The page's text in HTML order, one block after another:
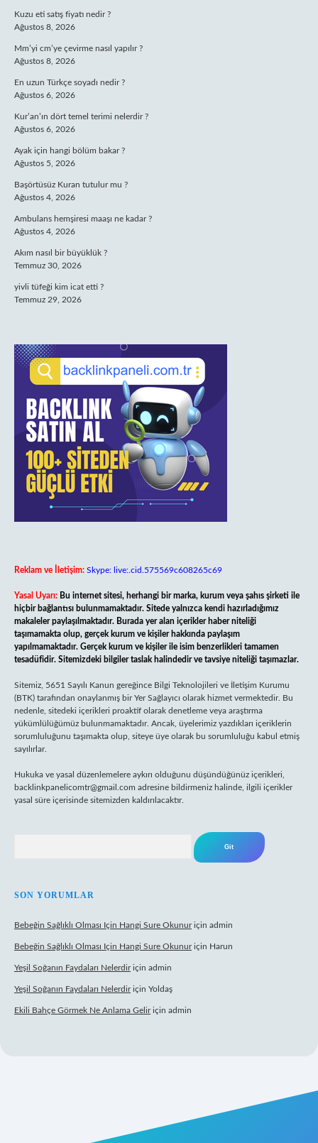
Kuzu eti satış fiyatı nedir ?
Ağustos 8, 2026
Mm’yi cm’ye çevirme nasıl yapılır ?
Ağustos 8, 2026
En uzun Türkçe soyadı nedir ?
Ağustos 6, 2026
Kur’an’ın dört temel terimi nelerdir ?
Ağustos 6, 2026
Ayak için hangi bölüm bakar ?
Ağustos 5, 2026
Başörtüsüz Kuran tutulur mu ?
Ağustos 4, 2026
Ambulans hemşiresi maaşı ne kadar ?
Ağustos 4, 2026
Akım nasıl bir büyüklük ?
Temmuz 30, 2026
yivli tüfeği kim icat etti ?
Temmuz 29, 2026
Reklam ve İletişim: Skype: live:.cid.575569c608265c69
Yasal Uyarı: Bu internet sitesi, herhangi bir marka, kurum veya şahıs şirketi ile
hiçbir bağlantısı bulunmamaktadır. Sitede yalnızca kendi hazırladığımız
makaleler paylaşılmaktadır. Burada yer alan içerikler haber niteliği
taşımamakta olup, gerçek kurum ve kişiler hakkında paylaşım
yapılmamaktadır. Gerçek kurum ve kişiler ile isim benzerlikleri tamamen
tesadüfidir. Sitemizdeki bilgiler taslak halindedir ve tavsiye niteliği taşımazlar.
Sitemiz, 5651 Sayılı Kanun gereğince Bilgi Teknolojileri ve İletişim Kurumu
(BTK) tarafından onaylanmış bir Yer Sağlayıcı olarak hizmet vermektedir. Bu
nedenle, sitedeki içerikleri proaktif olarak denetleme veya araştırma
yükümlülüğümüz bulunmamaktadır. Ancak, üyelerimiz yazdıkları içeriklerin
sorumluluğunu taşımakta olup, siteye üye olarak bu sorumluluğu kabul etmiş
sayılırlar.
Hukuka ve yasal düzenlemelere aykırı olduğunu düşündüğünüz içerikleri,
backlinkpanelicomtr@gmail.com adresine bildirmeniz halinde, ilgili içerikler
yasal süre içerisinde sitemizden kaldırılacaktır.
SON YORUMLAR
Bebeğin Sağlıklı Olması Için Hangi Sure Okunuriçin admin
Bebeğin Sağlıklı Olması Için Hangi Sure Okunuriçin Harun
Yeşil Soğanın Faydaları Nelerdiriçin admin
Yeşil Soğanın Faydaları Nelerdiriçin Yoldaş
Ekili Bahçe Görmek Ne Anlama Geliriçin admin